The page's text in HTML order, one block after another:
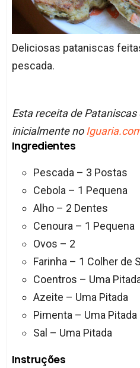
Deliciosas pataniscas
pescada.
Esta receita de
inicialmente no
Ingredientes
Pescada – 3 Postas
Cebola – 1 Pequena
Alho – 2 Dentes
Cenoura – 1 Pequena
Ovos – 2
Farinha – 1 Colher de
Coentros – Uma
Azeite – Uma Pitada
Pimenta – Uma Pitada
Sal – Uma Pitada
Instruções